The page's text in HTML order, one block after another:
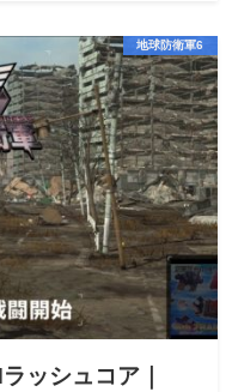
地球防衛軍6
ッシュコア｜